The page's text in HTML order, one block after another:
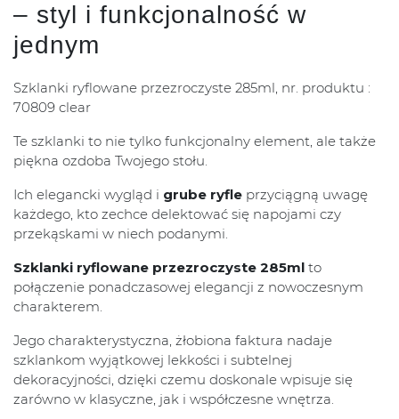
– styl i funkcjonalność w
jednym
Szklanki ryflowane przezroczyste 285ml, nr. produktu :
70809 clear
Te szklanki to nie tylko funkcjonalny element, ale także
piękna ozdoba Twojego stołu.
Ich elegancki wygląd i grube ryfle przyciągną uwagę
każdego, kto zechce delektować się napojami czy
przekąskami w niech podanymi.
Szklanki ryflowane przezroczyste 285ml to
połączenie ponadczasowej elegancji z nowoczesnym
charakterem.
Jego charakterystyczna, żłobiona faktura nadaje
szklankom wyjątkowej lekkości i subtelnej
dekoracyjności, dzięki czemu doskonale wpisuje się
zarówno w klasyczne, jak i współczesne wnętrza.